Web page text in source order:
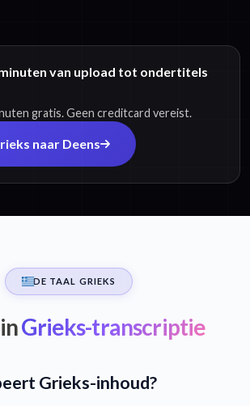
van upload tot ondertitels
gratis. Geen creditcard vereist.
naar Deens
DE TAAL GRIEKS
Grieks-transcriptie
Grieks-inhoud?